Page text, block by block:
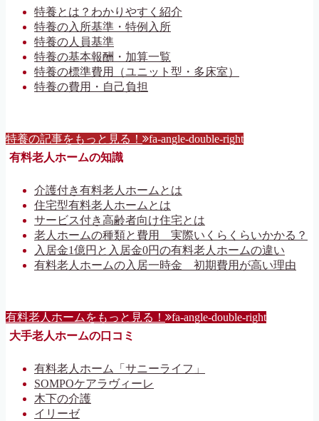
特養とは？わかりやすく紹介
特養の入所基準・特例入所
特養の人員基準
特養の基本報酬・加算一覧
特養の標準費用（ユニット型・多床室）
特養の費用・自己負担
特養の記事をもっと見る！ fa-angle-double-right
有料老人ホームの知識
介護付き有料老人ホームとは
住宅型有料老人ホームとは
サービス付き高齢者向け住宅とは
老人ホームの種類と費用 実際いくらくらいかかる？
入居金1億円と入居金0円の有料老人ホームの違い
有料老人ホームの入居一時金 初期費用が高い理由
有料老人ホームをもっと見る！ fa-angle-double-right
大手老人ホームの口コミ
有料老人ホーム「サニーライフ」
SOMPOケアラヴィーレ
木下の介護
イリーゼ